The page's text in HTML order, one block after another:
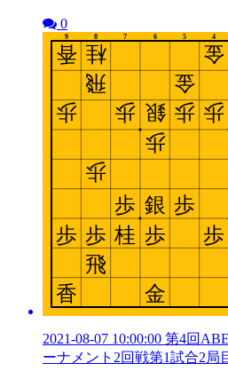
0
2021-08-07 10:00:00 第4回
ーナメント2回戦第1試合2局